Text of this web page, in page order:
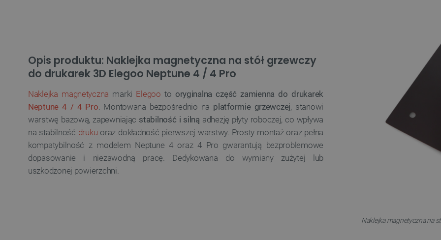
Opis produktu: Naklejka magnetyczna na stół grzewczy
do drukarek 3D Elegoo Neptune 4 / 4 Pro
Naklejka magnetyczna marki Elegoo to oryginalna część zamienna do drukarek
Neptune 4 / 4 Pro. Montowana bezpośrednio na platformie grzewczej, stanowi
warstwę bazową, zapewniając stabilność i silną adhezję płyty roboczej, co wpływa
na stabilność druku oraz dokładność pierwszej warstwy. Prosty montaż oraz pełna
kompatybilność z modelem Neptune 4 oraz 4 Pro gwarantują bezproblemowe
dopasowanie i niezawodną pracę. Dedykowana do wymiany zużytej lub
uszkodzonej powierzchni.
Naklejka magnetyczna na